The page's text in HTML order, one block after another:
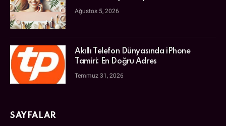
Ağustos 5, 2026
Akıllı Telefon Dünyasında iPhone
Tamiri: En Doğru Adres
Temmuz 31, 2026
SAYFALAR